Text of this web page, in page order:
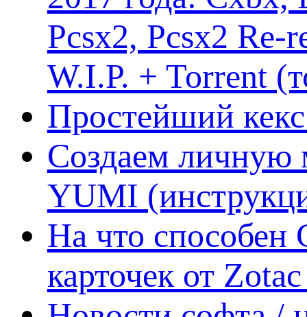
Pcsx2, Pcsx2
W.I.P. + Torrent
Простейший кекс
Создаем личную
YUMI
На что способен
карточек от